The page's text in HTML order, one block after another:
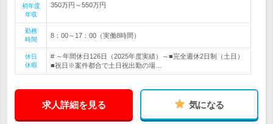
初年度
年収
350万円～550万円
勤務
時間
8：00～17：00（実働8時間）
休日
休暇
# ～年間休日126日（2025年度実績）～■完全週休2日制（土日）
■祝日※案件都合で土日祝出勤の場…
求人詳細を見る 気になる